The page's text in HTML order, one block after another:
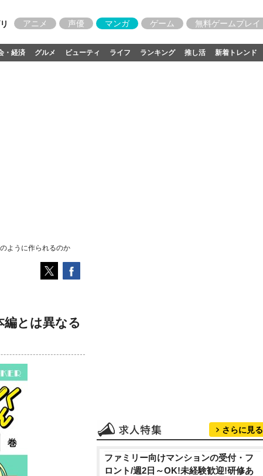
アニメ 声優 マンガ ゲーム 無料ゲームプレイ
・経済 グルメ ビューティ ライフ ランキング 推し活 新着トレンド
ように作られるのか
とは異なる
さらに見る
ファミリー向けマンションの受付・フ
ロント/週2日～OK!未経験歓迎!研修あ